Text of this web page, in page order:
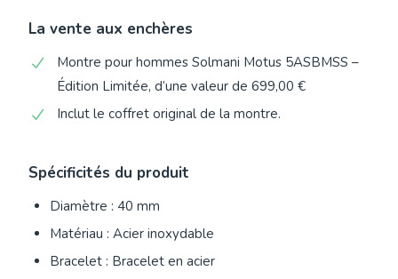
La vente aux enchères
Montre pour hommes Solmani Motus 5ASBMSS –
Édition Limitée, d’une valeur de 699,00 €
Inclut le coffret original de la montre.
Spécificités du produit
Diamètre : 40 mm
Matériau : Acier inoxydable
Bracelet : Bracelet en acier